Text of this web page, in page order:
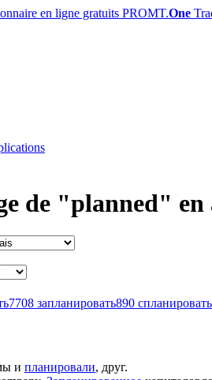
PROMT.One
de "planned"
7708 запланировать890 спланировать
и планировали, друг.